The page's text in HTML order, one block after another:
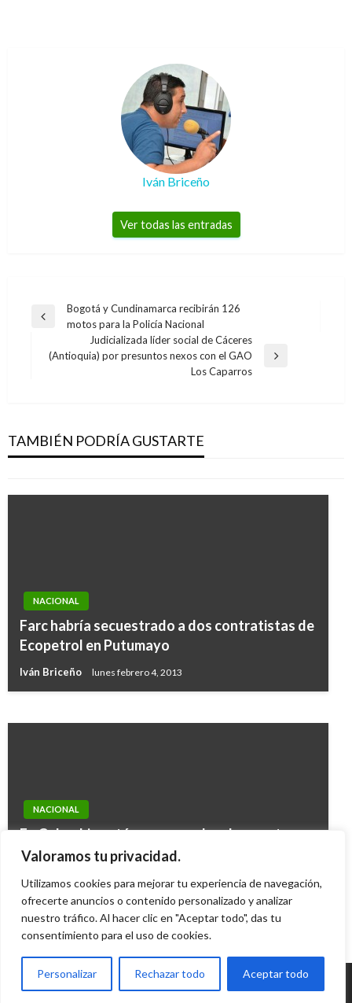
Valoramos tu privacidad.
Utilizamos cookies para mejorar tu experiencia de navegación,
ofrecerte anuncios o contenido personalizado y analizar
nuestro tráfico. Al hacer clic en "Aceptar todo", das tu
consentimiento para el uso de cookies.
Personalizar Rechazar todo Aceptar todo
Iván Briceño
Ver todas las entradas
Navegación
entradas
Entrada
Bogotá y Cundinamarca recibirán 126
motos para la Policía Nacional
Entrada
Judicializada líder social de Cáceres
(Antioquia) por presuntos nexos con el GAO
Los Caparros
TAMBIÉN PODRÍA GUSTARTE
tragedia en vía Medellín-Bogotá
Manuel Reyes Beltran miércoles octubre 26, 2016
NACIONAL
Farc habría secuestrado a dos contratistas de
Ecopetrol en Putumayo
Iván Briceño lunes febrero 4, 2013
MinAgricultura da parte de tranquilidad por
NACIONAL
En Colombia están amenazados de muerte
4.700 concejales; Defensor del Pueblo exige
Ariel Cabrera miércoles octubre 16, 2013
© Radio Santa Fe 1070 am